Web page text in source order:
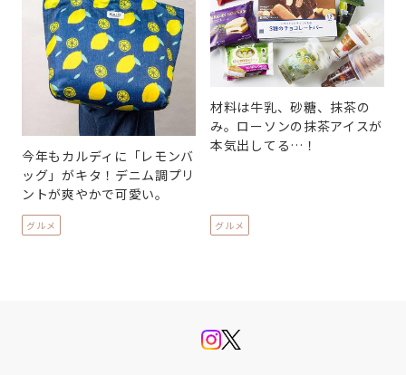
今年もカルディに「レモンバ
ッグ」がキタ！デニム調プリ
ントが爽やかで可愛い。
グルメ
材料は牛乳、砂糖、抹茶の
み。ローソンの抹茶アイスが
本気出してる…！
グルメ